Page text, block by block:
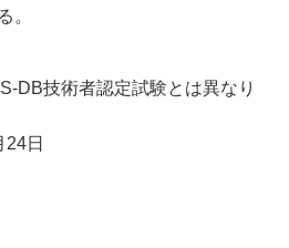
。
DB技術者認定試験とは異なり
日